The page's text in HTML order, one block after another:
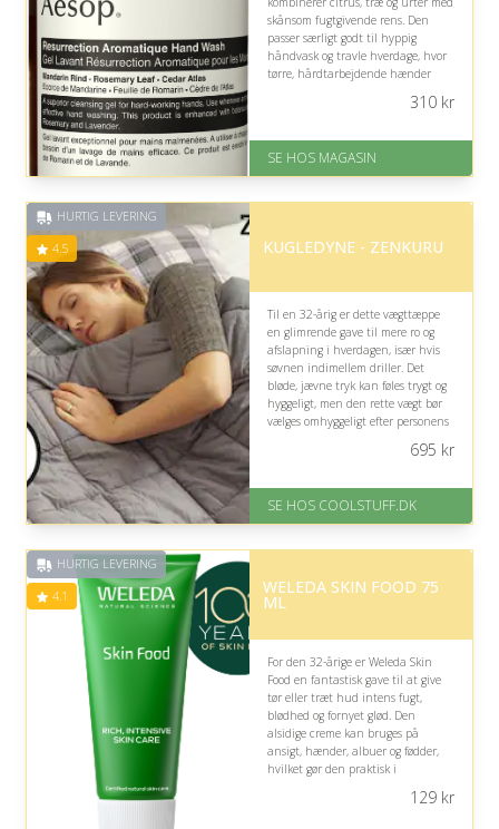
skånsom fugtgivende rens. Den
passer særligt godt til hyppig
håndvask og travle hverdage, hvor
tørre, hårdtarbejdende hænder
På lager
Levering: 1-3 dage
af 5
310kr
SE HOS MAGASIN
HURTIG LEVERING
4.5 KUGLEDYNE - ZENKURU
Til en 32-årig er dette vægttæppe
en glimrende gave til mere ro og
afslapning i hverdagen, især hvis
søvnen indimellem driller. Det
bløde, jævne tryk kan føles trygt og
hyggeligt, men den rette vægt bør
vælges omhyggeligt efter personens
er 1-3 hverdage.
Fremragende Trustpilot rating
695 kr
SE HOS COOLSTUFF.DK
HURTIG LEVERING
4.1 WELEDA SKIN FOOD 75
ML
For den 32-årige er Weleda Skin
Food en fantastisk gave til at give
tør eller træt hud intens fugt,
blødhed og fornyet glød. Den
alsidige creme kan bruges på
ansigt, hænder, albuer og fødder,
hvilket gør den praktisk i
129kr